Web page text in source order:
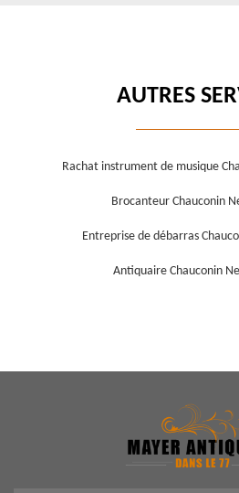
AUTRES
Rachat instrument de musique
Brocanteur Chauconin
Entreprise de débarras
Antiquaire Chauconin